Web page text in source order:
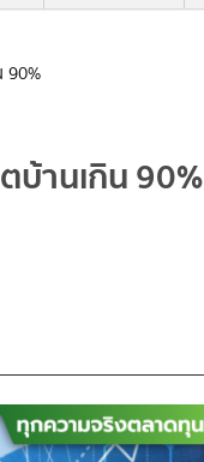
90%
บ้านเกิน 90%